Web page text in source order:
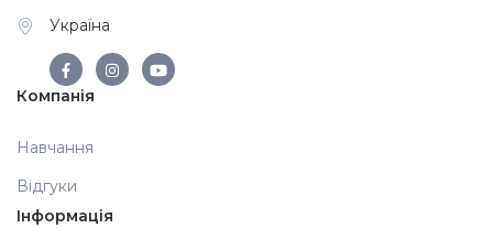
Фольга для лиття (ефект кракелюра)
Аксесуари
Україна
Компанія
Навчання
Відгуки
Інформація